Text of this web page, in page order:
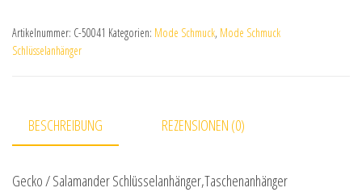
Artikelnummer: C-50041 Kategorien: Mode Schmuck, Mode Schmuck
Schlüsselanhänger
BESCHREIBUNG REZENSIONEN (0)
Gecko / Salamander Schlüsselanhänger,Taschenanhänger